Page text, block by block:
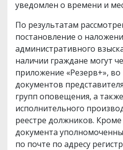
уведомлен о времени и
По результатам
постановление о
административного
наличии граждане могут
приложение «Резерв+»,
документов
групп оповещения, а
исполнительного
реестре должников.
документа
по почте по адресу